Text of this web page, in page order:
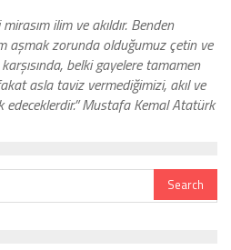
ilim ve akıldır. Benden
aşmak zorunda olduğumuz çetin ve
belki gayelere tamamen
asla taviz vermediğimizi, akıl ve
Mustafa Kemal Atatürk